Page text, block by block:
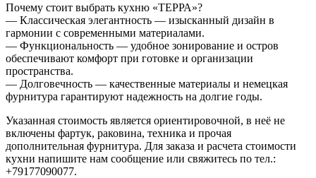
Почему стоит выбрать кухню «ТЕРРА»?
— Классическая элегантность — изысканный дизайн в
гармонии с современными материалами.
— Функциональность — удобное зонирование и остров
обеспечивают комфорт при готовке и организации
пространства.
— Долговечность — качественные материалы и немецкая
фурнитура гарантируют надежность на долгие годы.
Указанная стоимость является ориентировочной, в неё не
включены фартук, раковина, техника и прочая
дополнительная фурнитура. Для заказа и расчета стоимости
кухни напишите нам сообщение или свяжитесь по тел.:
+79177090077.